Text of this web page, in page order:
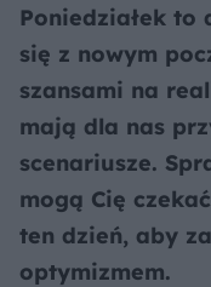
Poniedziałek to
się z nowym
szansami na
mają dla nas
scenariusze.
mogą Cię
ten dzień, aby
optymizmem.